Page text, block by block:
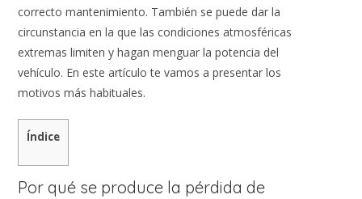
correcto mantenimiento. También se puede dar la
circunstancia en la que las condiciones atmosféricas
extremas limiten y hagan menguar la potencia del
vehículo. En este artículo te vamos a presentar los
motivos más habituales.
Índice
Por qué se produce la pérdida de